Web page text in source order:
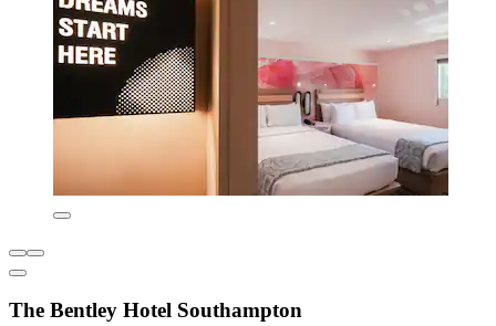
The Bentley Hotel Southampton